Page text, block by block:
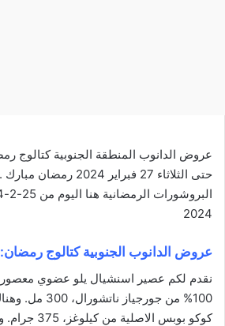
عروض الدانوب المنطقة الجنوبية كتالوج
حتى الثلاثاء 27 فبراير
البروشورات الرمضانية هنا
2024
عروض الدانوب الجنوبية كتالوج رمضان:
نقدم لكم عصير اسنشيال يلو عضوي معصور
100% من
كوكو بوبس